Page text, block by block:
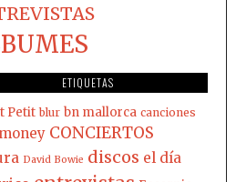
ETIQUETAS
Petit blur bn mallorca canciones
CONCIERTOS
David Bowie discos el día